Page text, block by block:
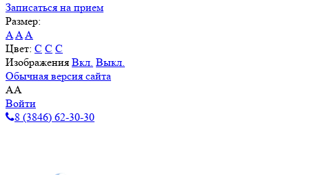
Записаться на прием
Размер:
AAA
Цвет: C C C
Изображения Вкл. Выкл.
Обычная версия сайта
AA
Войти
8 (3846) 62-30-30